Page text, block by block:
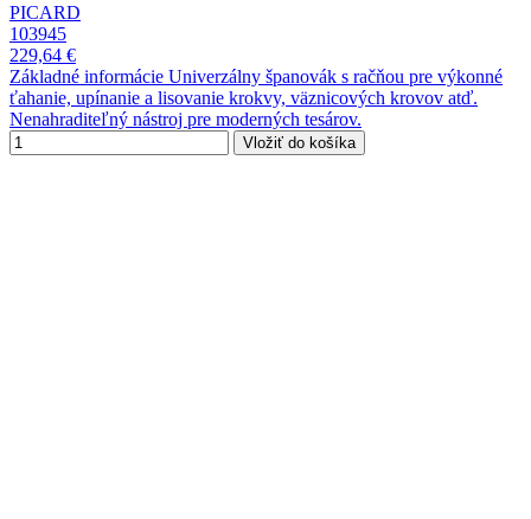
PICARD
103945
229,64 €
Základné informácie Univerzálny španovák s račňou pre výkonné
ťahanie, upínanie a lisovanie krokvy, väznicových krovov atď.
Nenahraditeľný nástroj pre moderných tesárov.
Vložiť do košíka